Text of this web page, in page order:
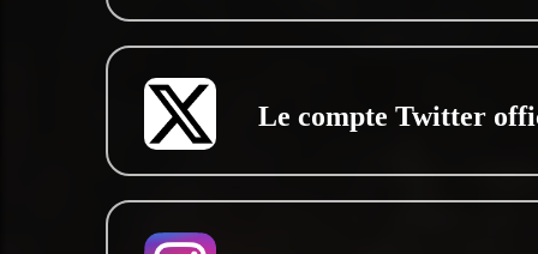
Le compte Twitter